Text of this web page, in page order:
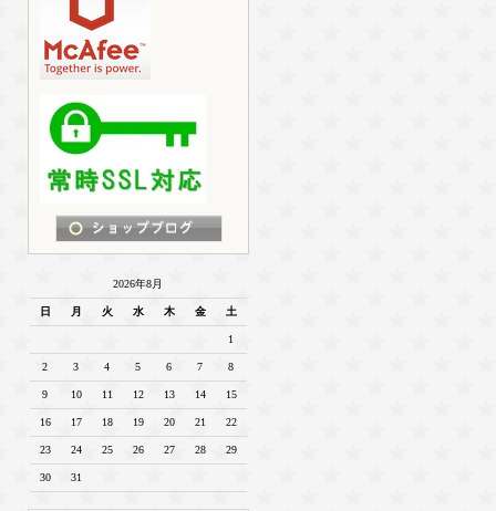
2026年8月
日 月 火 水 木 金 土
1
2 3 4 5 6 7 8
9 10 11 12 13 14 15
16 17 18 19 20 21 22
23 24 25 26 27 28 29
30 31